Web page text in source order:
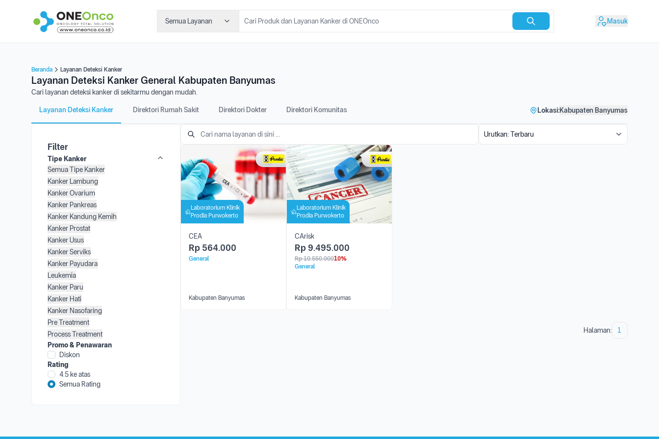
Semua Layanan Masuk
Beranda Layanan Deteksi Kanker
Layanan Deteksi Kanker General Kabupaten Banyumas
Cari layanan deteksi kanker di sekitarmu dengan mudah.
Layanan Deteksi Kanker Direktori Rumah Sakit Direktori Dokter Direktori Komunitas Lokasi:Kabupaten Banyumas
Filter
Tipe Kanker
Semua Tipe Kanker
Kanker Lambung
Kanker Ovarium
Kanker Pankreas
Kanker Kandung Kemih
Kanker Prostat
Kanker Usus
Kanker Serviks
Kanker Payudara
Leukemia
Kanker Paru
Kanker Hati
Kanker Nasofaring
Pre Treatment
Process Treatment
Promo & Penawaran
Diskon
Rating
4.5 ke atas
Semua Rating
Laboratorium Klinik
Prodia Purwokerto
CEA
Rp 564.000
General
Kabupaten Banyumas
Laboratorium Klinik
Prodia Purwokerto
CArisk
Rp 9.495.000
Rp 10.550.00010%
General
Kabupaten Banyumas
Halaman: 1